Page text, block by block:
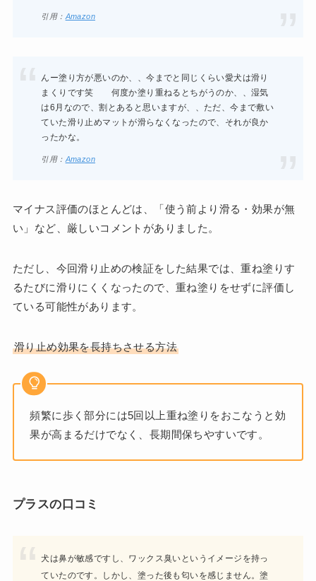
引用： Amazon
んー塗り方が悪いのか、、今までと同じくらい愛犬は滑り
まくりです笑 何度か塗り重ねるとちがうのか、、湿気
は6月なので、割とあると思いますが、、ただ、今まで敷い
ていた滑り止めマットが滑らなくなったので、それが良か
ったかな。
引用： Amazon
マイナス評価のほとんどは、「使う前より滑る・効果が無
い」など、厳しいコメントがありました。
ただし、今回滑り止めの検証をした結果では、重ね塗りす
るたびに滑りにくくなったので、重ね塗りをせずに評価し
ている可能性があります。
滑り止め効果を長持ちさせる方法
頻繁に歩く部分には5回以上重ね塗りをおこなうと効
果が高まるだけでなく、長期間保ちやすいです。
プラスの口コミ
犬は鼻が敏感ですし、ワックス臭いというイメージを持っ
ていたのです。しかし、塗った後も匂いを感じません。塗